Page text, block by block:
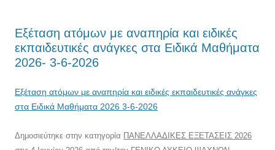
Εξέταση ατόμων με αναπηρία και ειδικές
εκπαιδευτικές ανάγκες στα Ειδικά Μαθήματα
2026- 3-6-2026
Εξέταση ατόμων με αναπηρία και ειδικές εκπαιδευτικές ανάγκες
στα Ειδικά Μαθήματα 2026 3-6-2026
Δημοσιεύτηκε στην κατηγορία ΠΑΝΕΛΛΑΔΙΚΕΣ ΕΞΕΤΑΣΕΙΣ 2026